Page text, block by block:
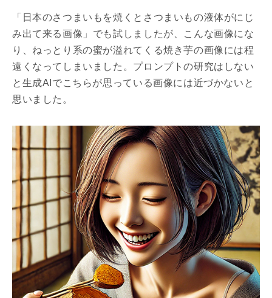
「日本のさつまいもを焼くとさつまいもの液体がにじ
み出て来る画像」でも試しましたが、こんな画像にな
り、ねっとり系の蜜が溢れてくる焼き芋の画像には程
遠くなってしまいました。プロンプトの研究はしない
と生成AIでこちらが思っている画像には近づかないと
思いました。